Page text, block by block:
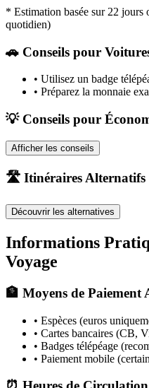
* Estimation basée sur 22 jours
quotidien)
🚗 Conseils pour
• Utilisez un badge
• Préparez la monnaie
💡 Conseils pour
Afficher les conseils
🛣️ Itinéraires Alternatifs
Découvrir les alternatives
Informations
Voyage
🏦 Moyens de Paiement
• Espèces (euros
• Cartes bancaires (CB,
• Badges télépéage
• Paiement mobile